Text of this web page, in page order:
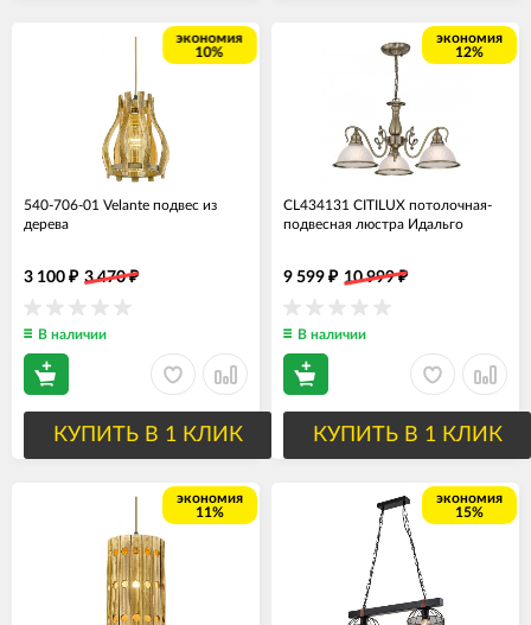
экономия
10%
540-706-01 Velante подвес из
дерева
3 100 ₽ 3 470₽
В наличии
КУПИТЬ В 1 КЛИК
экономия
12%
CL434131 CITILUX потолочная-
подвесная люстра Идальго
9 599 ₽ 10 999₽
В наличии
КУПИТЬ В 1 КЛИК
экономия
11%
экономия
15%